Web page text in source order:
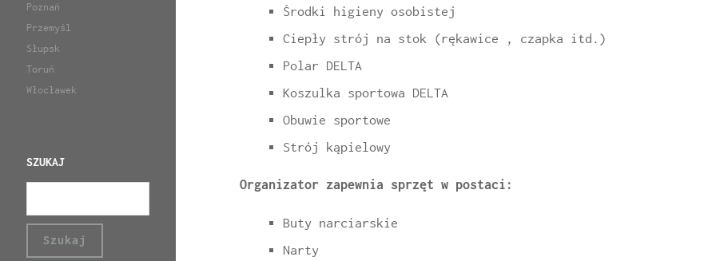
Poznań
Przemyśl
Słupsk
Toruń
Włocławek
SZUKAJ
Środki higieny osobistej
Ciepły strój na stok (rękawice , czapka itd.)
Polar DELTA
Koszulka sportowa DELTA
Obuwie sportowe
Strój kąpielowy
Organizator zapewnia sprzęt w postaci:
Buty narciarskie
Narty